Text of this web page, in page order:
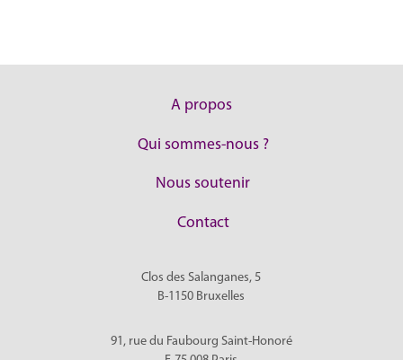
A propos
Qui sommes-nous ?
Nous soutenir
Contact
Clos des Salanganes, 5
B-1150 Bruxelles
91, rue du Faubourg Saint-Honoré